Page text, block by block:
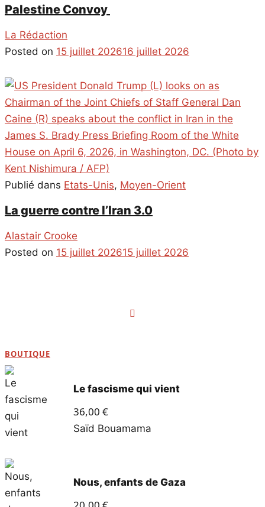
Palestine Convoy
La Rédaction
Posted on 15 juillet 202616 juillet 2026
Publié dans Etats-Unis, Moyen-Orient
La guerre contre l’Iran 3.0
Alastair Crooke
Posted on 15 juillet 202615 juillet 2026
BOUTIQUE
Le fascisme qui vient
36,00 €
Saïd Bouamama
Nous, enfants de Gaza